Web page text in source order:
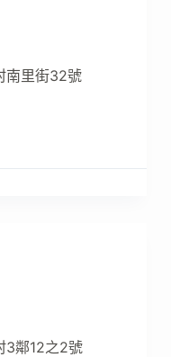
南里街32號
3鄰12之2號